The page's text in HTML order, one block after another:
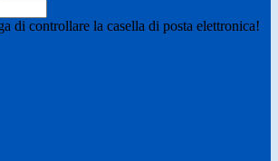
di controllare la casella di posta elettronica!